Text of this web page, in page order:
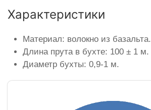
Характеристики
Материал: волокно из базальта.
Длина прута в бухте: 100 ± 1 м.
Диаметр бухты: 0,9-1 м.